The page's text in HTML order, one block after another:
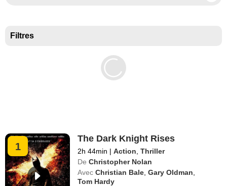
Filtres
1
The Dark Knight Rises
2h 44min | Action ,Thriller
De Christopher Nolan
Avec Christian Bale ,Gary Oldman
Tom Hardy